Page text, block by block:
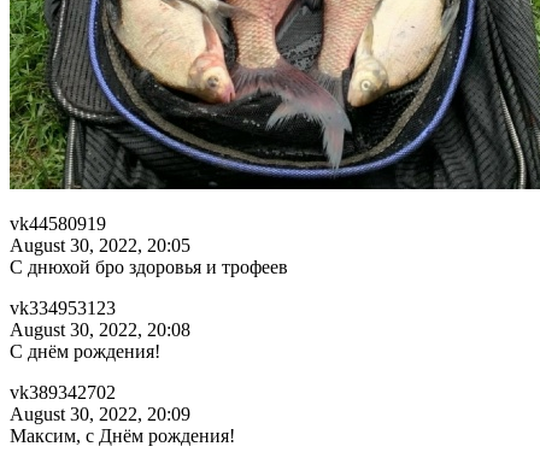
vk44580919
August 30, 2022, 20:05
С днюхой бро здоровья и трофеев
vk334953123
August 30, 2022, 20:08
С днём рождения!
vk389342702
August 30, 2022, 20:09
Максим, с Днём рождения!